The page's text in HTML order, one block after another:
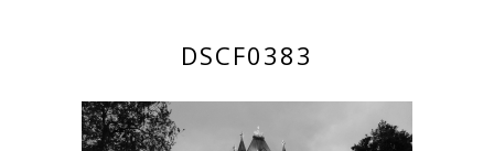
DSCF0383